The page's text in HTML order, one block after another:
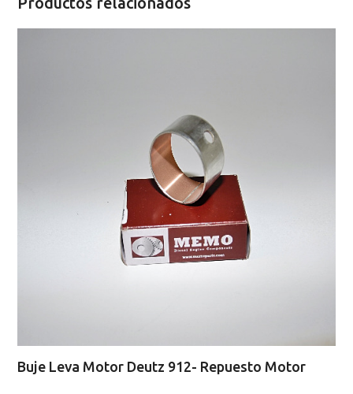
Motor
Buje Leva Motor Deutz 912- Repuesto Motor